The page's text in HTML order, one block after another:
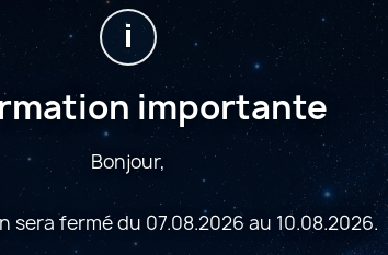
Horaires
Nous contacter
Plan du site
Magasins
i
importante
Bonjour,
sera fermé du 07.08.2026 au 10.08.2026.